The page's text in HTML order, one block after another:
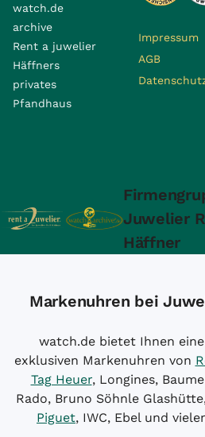
watch.de
archive
Rent a juwelier
Häffners
privates
Pfandhaus
Impressum
AGB
Juwelier
Häffner
Markenuhren bei
watch.de bietet Ihnen
exklusiven Markenuhren von
Tag Heuer, Longines,
Rado, Bruno Söhnle Glashütte,
Piguet, IWC, Ebel und